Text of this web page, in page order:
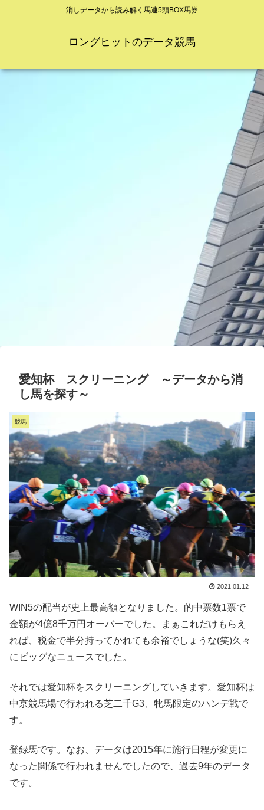
消しデータから読み解く馬連5頭BOX馬券
ロングヒットのデータ競馬
愛知杯 スクリーニング ～データから消
し馬を探す～
競馬
2021.01.12
WIN5の配当が史上最高額となりました。的中票数1票で
金額が4億8千万円オーバーでした。まぁこれだけもらえ
れば、税金で半分持ってかれても余裕でしょうな(笑)久々
にビッグなニュースでした。
それでは愛知杯をスクリーニングしていきます。愛知杯は
中京競馬場で行われる芝二千G3、牝馬限定のハンデ戦で
す。
登録馬です。なお、データは2015年に施行日程が変更に
なった関係で行われませんでしたので、過去9年のデータ
です。